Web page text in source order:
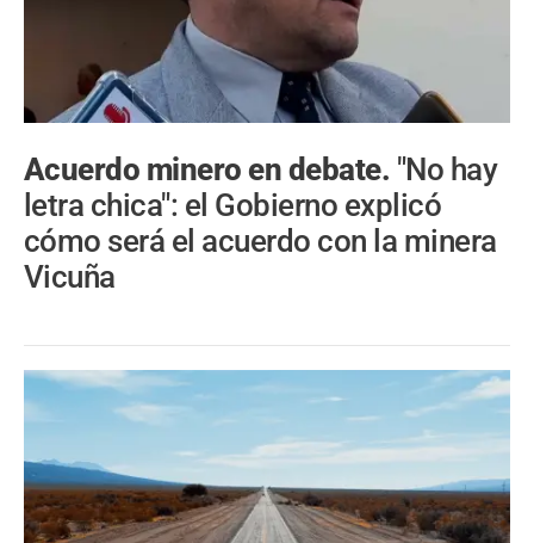
Acuerdo minero en debate. "No hay
letra chica": el Gobierno explicó
cómo será el acuerdo con la minera
Vicuña